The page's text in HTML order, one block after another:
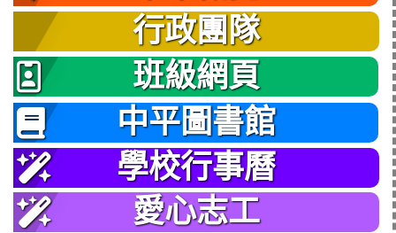
行政團隊
班級網頁
中平圖書館
學校行事曆
愛心志工